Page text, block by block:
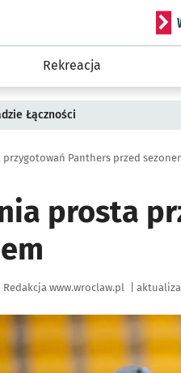
Rekreacja
Łączności
Panthers przed
prosta
Autor:
Redakcja www.wroclaw.pl